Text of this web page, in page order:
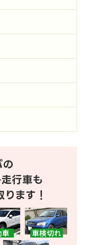
の
行車も
ります！